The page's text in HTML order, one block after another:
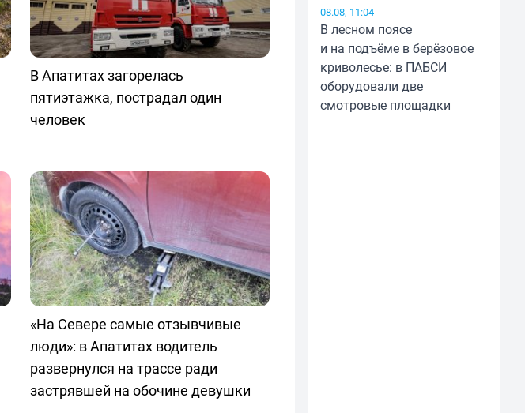
В Апатитах загорелась
пятиэтажка, пострадал один
человек
«На Севере самые отзывчивые
люди»: в Апатитах водитель
развернулся на трассе ради
застрявшей на обочине девушки
08.08, 11:04
В лесном поясе
и на подъёме в берёзовое
криволесье: в ПАБСИ
оборудовали две
смотровые площадки